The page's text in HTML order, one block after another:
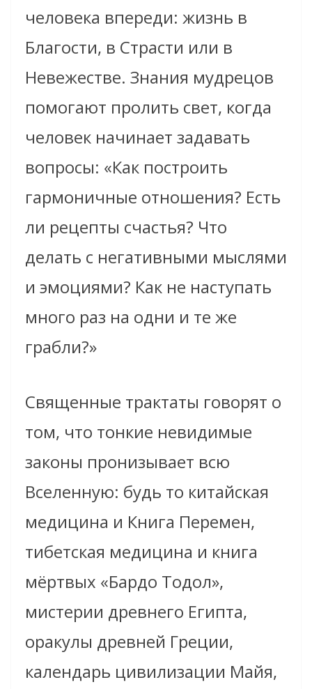
человека впереди: жизнь в
Благости, в Страсти или в
Невежестве. Знания мудрецов
помогают пролить свет, когда
человек начинает задавать
вопросы: «Как построить
гармоничные отношения? Есть
ли рецепты счастья? Что
делать с негативными мыслями
и эмоциями? Как не наступать
много раз на одни и те же
грабли?»
Священные трактаты говорят о
том, что тонкие невидимые
законы пронизывает всю
Вселенную: будь то китайская
медицина и Книга Перемен,
тибетская медицина и книга
мёртвых «Бардо Тодол»,
мистерии древнего Египта,
оракулы древней Греции,
календарь цивилизации Майя,